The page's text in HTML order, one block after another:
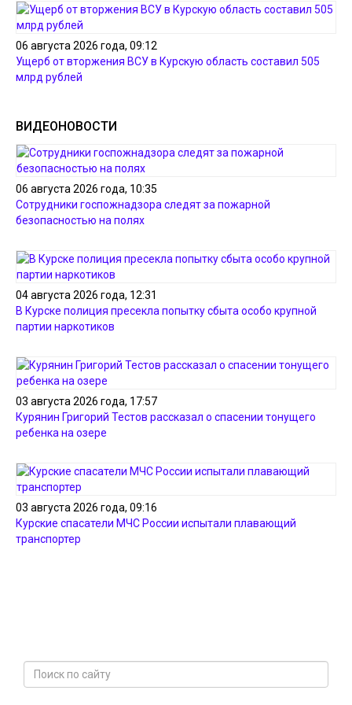
06 августа 2026 года, 09:12
Ущерб от вторжения ВСУ в Курскую область составил 505
млрд рублей
ВИДЕОНОВОСТИ
06 августа 2026 года, 10:35
Сотрудники госпожнадзора следят за пожарной
безопасностью на полях
04 августа 2026 года, 12:31
В Курске полиция пресекла попытку сбыта особо крупной
партии наркотиков
03 августа 2026 года, 17:57
Курянин Григорий Тестов рассказал о спасении тонущего
ребенка на озере
03 августа 2026 года, 09:16
Курские спасатели МЧС России испытали плавающий
транспортер